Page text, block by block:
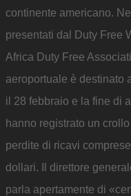
continente americano.
presentati dal Duty Free
Africa Duty Free
aeroportuale è destinato
il 28 febbraio e la fine di
hanno registrato un
perdite di ricavi
dollari. Il direttore
parla apertamente di